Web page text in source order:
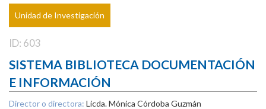
Unidad de Investigación
ID: 603
SISTEMA BIBLIOTECA DOCUMENTACIÓN
E INFORMACIÓN
Director o directora: Licda. Mónica Córdoba Guzmán